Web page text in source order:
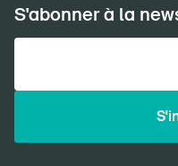
S'abonner à la